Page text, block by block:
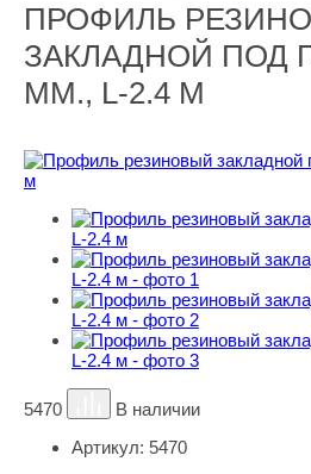
ПРОФИЛЬ
ЗАКЛАДНОЙ ПОД
ММ., L-2.4 М
5470
В наличии
Артикул: 5470